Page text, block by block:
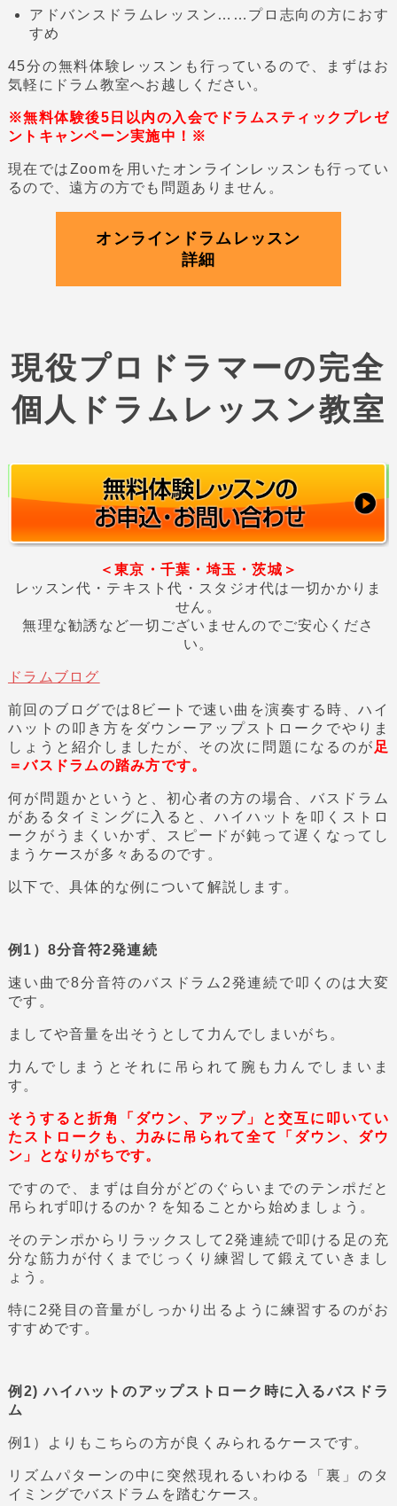
アドバンスドラムレッスン……プロ志向の方におす
すめ
45分の無料体験レッスンも行っているので、まずはお
気軽にドラム教室へお越しください。
※無料体験後5日以内の入会でドラムスティックプレゼ
ントキャンペーン実施中！※
現在ではZoomを用いたオンラインレッスンも行ってい
るので、遠方の方でも問題ありません。
オンラインドラムレッスン
詳細
現役プロドラマーの完全
個人ドラムレッスン教室
＜東京・千葉・埼玉・茨城＞
レッスン代・テキスト代・スタジオ代は一切かかりま
せん。
無理な勧誘など一切ございませんのでご安心くださ
い。
ドラムブログ
前回のブログでは8ビートで速い曲を演奏する時、ハイ
ハットの叩き方をダウンーアップストロークでやりま
しょうと紹介しましたが、その次に問題になるのが 足
＝バスドラムの踏み方です。
何が問題かというと、初心者の方の場合、バスドラム
があるタイミングに入ると、ハイハットを叩くストロ
ークがうまくいかず、スピードが鈍って遅くなってし
まうケースが多々あるのです。
以下で、具体的な例について解説します。
例1）8分音符2発連続
速い曲で8分音符のバスドラム2発連続で叩くのは大変
です。
ましてや音量を出そうとして力んでしまいがち。
力んでしまうとそれに吊られて腕も力んでしまいま
す。
そうすると折角「ダウン、アップ」と交互に叩いてい
たストロークも、力みに吊られて全て「ダウン、ダウ
ン」となりがちです。
ですので、まずは自分がどのぐらいまでのテンポだと
吊られず叩けるのか？を知ることから始めましょう。
そのテンポからリラックスして2発連続で叩ける足の充
分な筋力が付くまでじっくり練習して鍛えていきまし
ょう。
特に2発目の音量がしっかり出るように練習するのがお
すすめです。
例2) ハイハットのアップストローク時に入るバスドラ
ム
例1）よりもこちらの方が良くみられるケースです。
リズムパターンの中に突然現れるいわゆる「裏」のタ
イミングでバスドラムを踏むケース。